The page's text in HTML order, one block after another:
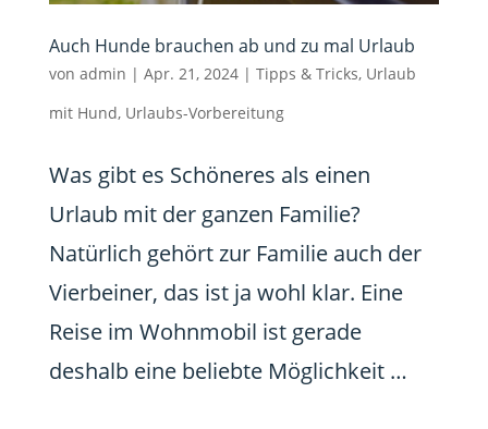
Auch Hunde brauchen ab und zu mal Urlaub
von admin | Apr. 21, 2024| Tipps & Tricks, Urlaub
mit Hund, Urlaubs-Vorbereitung
Was gibt es Schöneres als einen
Urlaub mit der ganzen Familie?
Natürlich gehört zur Familie auch der
Vierbeiner, das ist ja wohl klar. Eine
Reise im Wohnmobil ist gerade
deshalb eine beliebte Möglichkeit …